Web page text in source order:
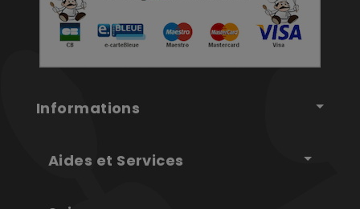
Informations
Aides et Services